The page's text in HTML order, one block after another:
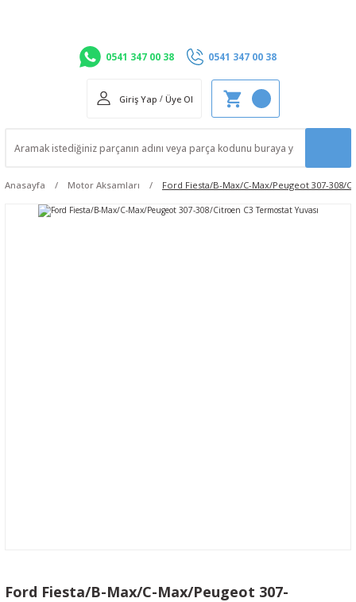
0541 347 00 38 0541 347 00 38
Giriş Yap / Üye Ol
Anasayfa Motor Aksamları Ford Fiesta/B-Max/C-Max/Peugeot 307-308/
Ford Fiesta/B-Max/C-Max/Peugeot 307-